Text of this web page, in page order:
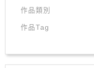
作品類別
作品Tag